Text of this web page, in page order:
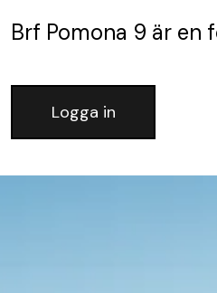
Brf Pomona 9 är en
Logga in